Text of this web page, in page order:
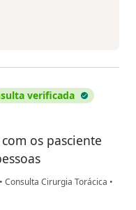
verificada
os pasciente
• Consulta Cirurgia Torácica •